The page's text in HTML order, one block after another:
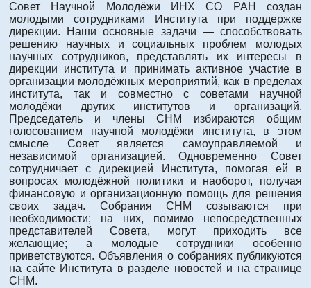
Совет Научной Молодёжи ИНХ СО РАН создан
молодыми сотрудниками Института при поддержке
дирекции. Наши основные задачи — способствовать
решению научных и социальных проблем молодых
научных сотрудников, представлять их интересы в
дирекции института и принимать активное участие в
организации молодёжных мероприятий, как в пределах
института, так и совместно с советами научной
молодёжи других институтов и организаций.
Председатель и члены СНМ избираются общим
голосованием научной молодёжи института, в этом
смысле Совет является самоуправляемой и
независимой организацией. Одновременно Совет
сотрудничает с дирекцией Института, помогая ей в
вопросах молодёжной политики и наоборот, получая
финансовую и организационную помощь для решения
своих задач. Собрания СНМ созываются при
необходимости; на них, помимо непосредственных
представителей Совета, могут приходить все
желающие; а молодые сотрудники особенно
приветствуются. Объявления о собраниях публикуются
на сайте Института в разделе новостей и на странице
СНМ.